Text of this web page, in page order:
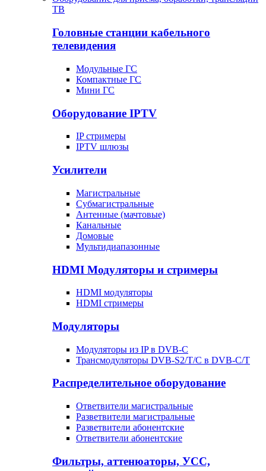
ТВ
Головные станции кабельного
телевидения
Модульные ГС
Компактные ГС
Мини ГС
Оборудование IPTV
IP стримеры
IPTV шлюзы
Усилители
Магистральные
Субмагистральные
Антенные (мачтовые)
Канальные
Домовые
Мультидиапазонные
HDMI Модуляторы и стримеры
HDMI модуляторы
HDMI стримеры
Модуляторы
Модуляторы из IP в DVB-C
Трансмодуляторы DVB-S2/T/C в DVB-C/T
Распределительное оборудование
Ответвители магистральные
Разветвители магистральные
Разветвители абонентские
Ответвители абонентские
Фильтры, аттенюаторы, УСС,